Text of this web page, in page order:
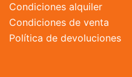
Condiciones alquiler
Condiciones de venta
Política de devoluciones